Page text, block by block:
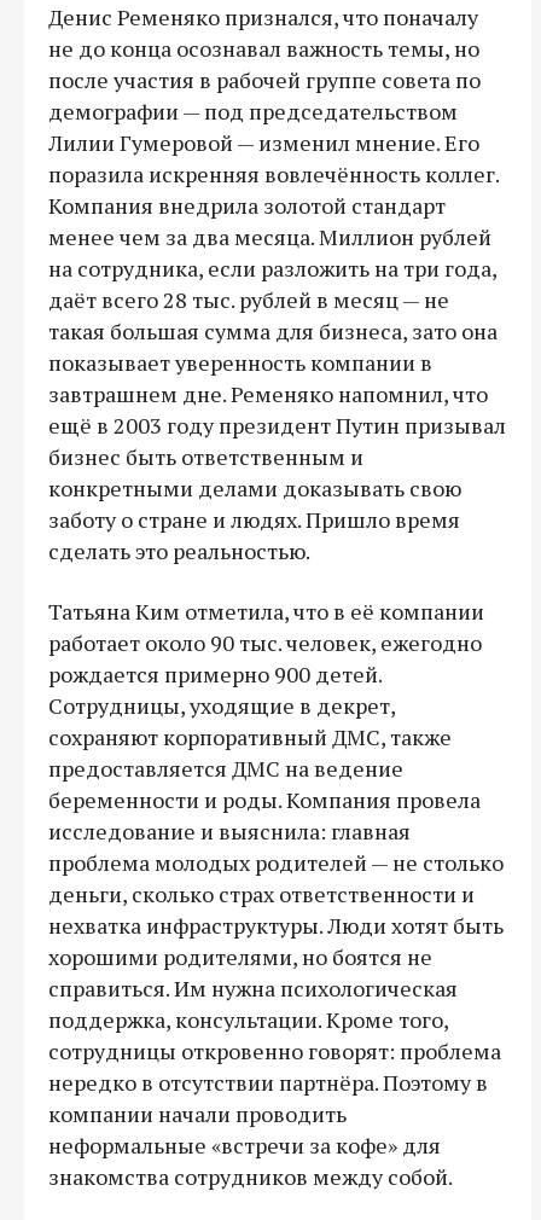
Денис Ременяко признался, что поначалу
не до конца осознавал важность темы, но
после участия в рабочей группе совета по
демографии — под председательством
Лилии Гумеровой — изменил мнение. Его
поразила искренняя вовлечённость коллег.
Компания внедрила золотой стандарт
менее чем за два месяца. Миллион рублей
на сотрудника, если разложить на три года,
даёт всего 28 тыс. рублей в месяц — не
такая большая сумма для бизнеса, зато она
показывает уверенность компании в
завтрашнем дне. Ременяко напомнил, что
ещё в 2003 году президент Путин призывал
бизнес быть ответственным и
конкретными делами доказывать свою
заботу о стране и людях. Пришло время
сделать это реальностью.
Татьяна Ким отметила, что в её компании
работает около 90 тыс. человек, ежегодно
рождается примерно 900 детей.
Сотрудницы, уходящие в декрет,
сохраняют корпоративный ДМС, также
предоставляется ДМС на ведение
беременности и роды. Компания провела
исследование и выяснила: главная
проблема молодых родителей — не столько
деньги, сколько страх ответственности и
нехватка инфраструктуры. Люди хотят быть
хорошими родителями, но боятся не
справиться. Им нужна психологическая
поддержка, консультации. Кроме того,
сотрудницы откровенно говорят: проблема
нередко в отсутствии партнёра. Поэтому в
компании начали проводить
неформальные «встречи за кофе» для
знакомства сотрудников между собой.